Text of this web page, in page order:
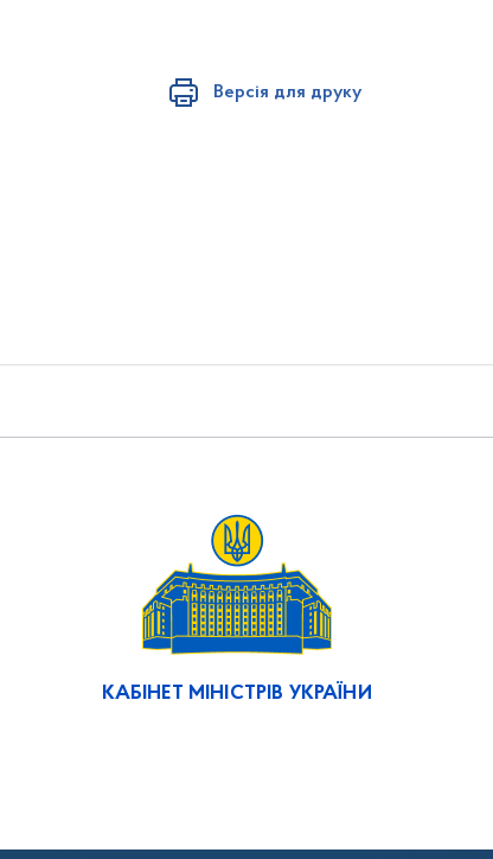
Версія для друку
КАБІНЕТ МІНІСТРІВ УКРАЇНИ